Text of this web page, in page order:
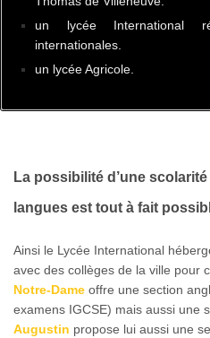
un lycée International
internationales.
un lycée Agricole.
La possibilité d’une
langues est tout à fait
Ainsi le Lycée International
avec des collèges de la ville pour
Notre-Dame offre une section
examens IGCSE) mais aussi une
Augustin propose lui aussi une